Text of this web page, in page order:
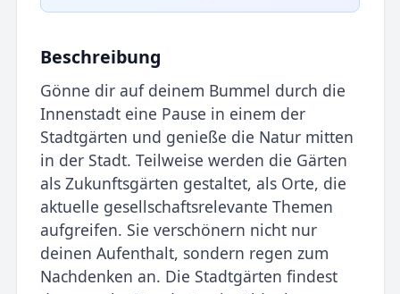
Beschreibung
Gönne dir auf deinem Bummel durch die
Innenstadt eine Pause in einem der
Stadtgärten und genieße die Natur mitten
in der Stadt. Teilweise werden die Gärten
als Zukunftsgärten gestaltet, als Orte, die
aktuelle gesellschaftsrelevante Themen
aufgreifen. Sie verschönern nicht nur
deinen Aufenthalt, sondern regen zum
Nachdenken an. Die Stadtgärten findest